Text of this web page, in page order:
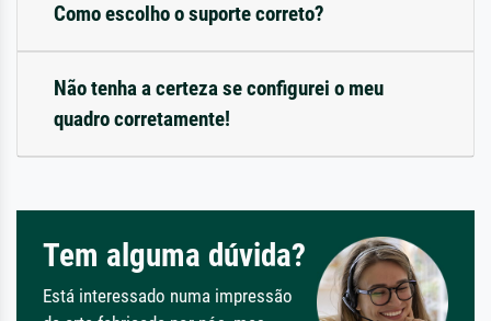
Como escolho o suporte correto?
Não tenha a certeza se configurei o meu
quadro corretamente!
Tem alguma dúvida?
Está interessado numa impressão